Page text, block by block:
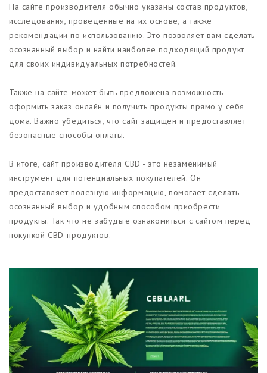
На сайте производителя обычно указаны состав продуктов,
исследования, проведенные на их основе, а также
рекомендации по использованию. Это позволяет вам сделать
осознанный выбор и найти наиболее подходящий продукт
для своих индивидуальных потребностей.
Также на сайте может быть предложена возможность
оформить заказ онлайн и получить продукты прямо у себя
дома. Важно убедиться, что сайт защищен и предоставляет
безопасные способы оплаты.
В итоге, сайт производителя CBD - это незаменимый
инструмент для потенциальных покупателей. Он
предоставляет полезную информацию, помогает сделать
осознанный выбор и удобным способом приобрести
продукты. Так что не забудьте ознакомиться с сайтом перед
покупкой CBD-продуктов.